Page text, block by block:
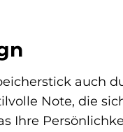
auch
Note, die
Ihre